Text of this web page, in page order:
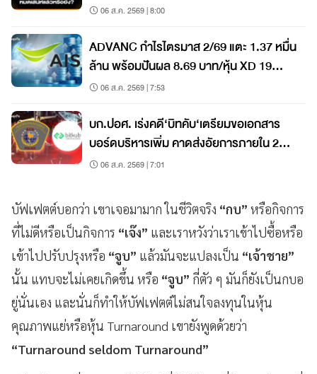
06 ส.ค. 2569 | 8:00
ADVANC กำไรไตรมาส 2/69 แตะ 1.37 หมื่น
ล้าน พร้อมปันผล 8.69 บาท/หุ้น XD 19
ส.ค.นี้
06 ส.ค. 2569 | 7:53
บก.ปอศ. เร่งคดี‘บิทคับ‘เตรียมขอเอกสาร
บอร์ดบริหารเพิ่ม คาดส่งอัยการภายใน 2
เดือน06 ส.ค. 2569 | 7:01
บัฟเฟตต์บอกว่า เขาเจอมามาก ในชีวิตจริง “กบ” หรือกิจการ
ที่ไม่ดีหรือเป็นกิจการ “เจ๊ง” และเราหวังว่าเราเข้าไปซื้อหรือ
เข้าไปปรับปรุงหรือ “จูบ” แล้วมันจะแปลงเป็น “เจ้าชาย”
นั้น แทบจะไม่เคยเกิดขึ้น หรือ “จูบ” กี่ตัว ๆ มันก็ยังเป็นกบอ
ยู่นั่นเอง และนั่นก็ทำให้บัฟเฟตต์ไม่สนใจลงทุนในหุ้น
คุณภาพแย่หรือหุ้น Turnaround เขายังพูดด้วยว่า
“Turnaround seldom Turnaround”